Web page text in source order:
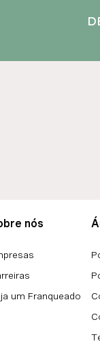
nós
um Franqueado